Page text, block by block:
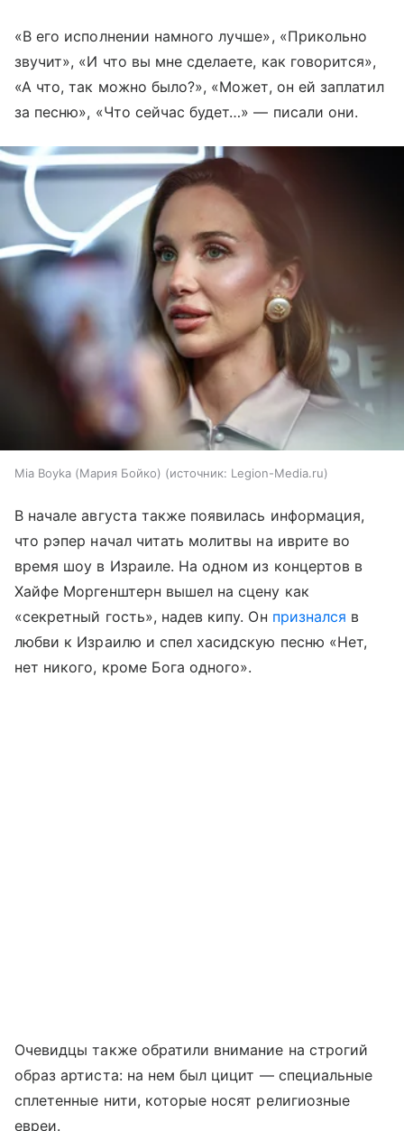
«В его исполнении намного лучше», «Прикольно
звучит», «И что вы мне сделаете, как говорится»,
«А что, так можно было?», «Может, он ей заплатил
за песню», «Что сейчас будет…» — писали они.
Mia Boyka (Мария Бойко) источник: Legion-Media.ru
В начале августа также появилась информация,
что рэпер начал читать молитвы на иврите во
время шоу в Израиле. На одном из концертов в
Хайфе Моргенштерн вышел на сцену как
«секретный гость», надев кипу. Он признался в
любви к Израилю и спел хасидскую песню «Нет,
нет никого, кроме Бога одного».
Очевидцы также обратили внимание на строгий
образ артиста: на нем был цицит — специальные
сплетенные нити, которые носят религиозные
евреи.